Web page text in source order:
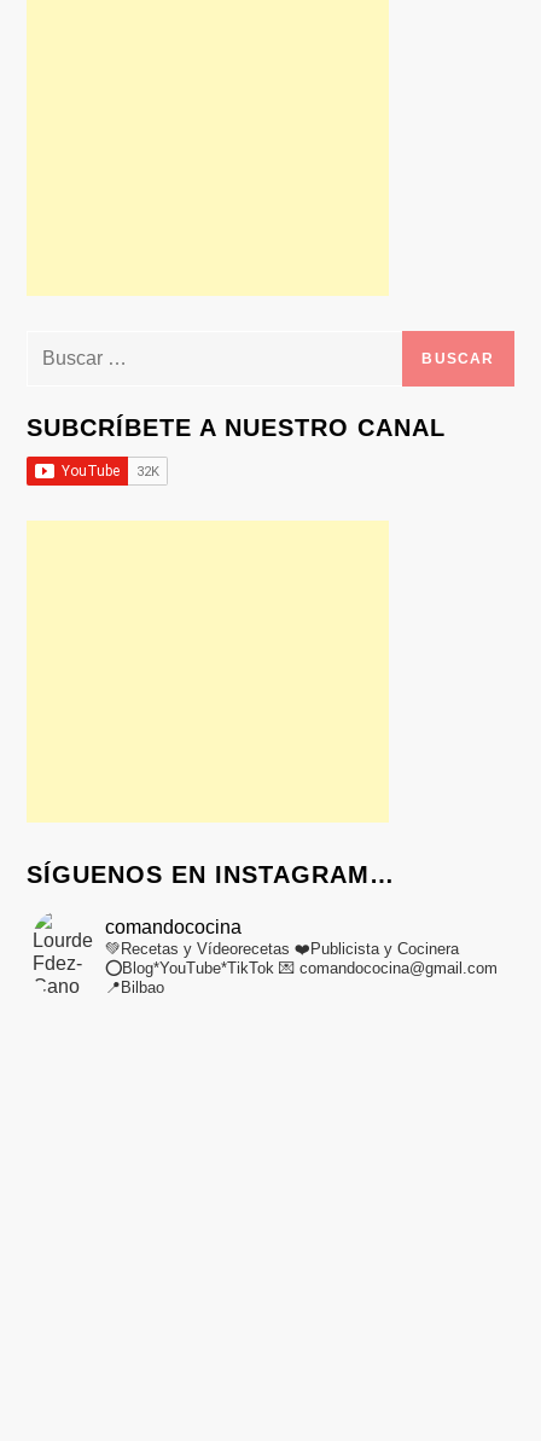
Buscar:
SUBCRÍBETE A NUESTRO CANAL
SÍGUENOS EN INSTAGRAM…
comandococina
💚Recetas y Vídeorecetas ❤️Publicista y Cocinera
⭕Blog*YouTube*TikTok 💌 comandococina@gmail.com
📍Bilbao